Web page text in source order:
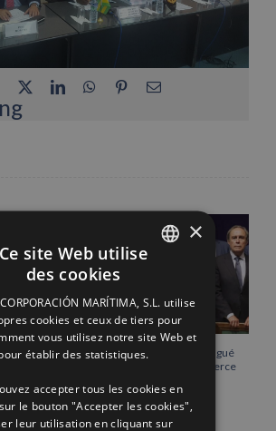
Facebook LinkedInWhatsApp
PinterestEmail
de
de
Vicente Boluda Fos distingué
par la Chambre de commerce
12/06/2026
ENGLISH
FRENCH
×
Ce site Web utilise
des cookies
MARÍTIMA, S.L. utilise
cookies et ceux de tiers pour
vous utilisez notre site Web et
établir des statistiques.
accepter tous les cookies en
le bouton "Accepter les cookies",
leur utilisation en cliquant sur